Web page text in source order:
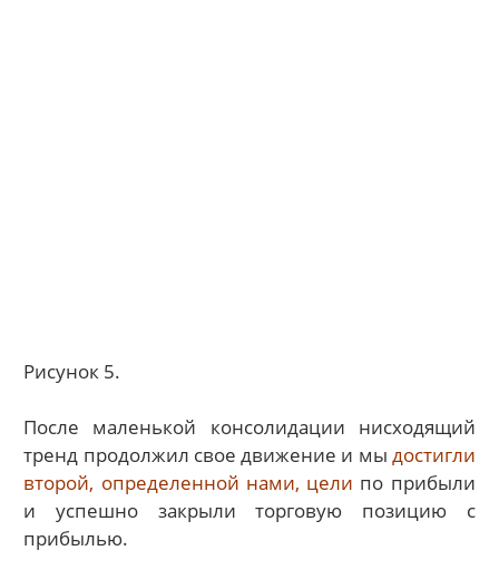
Рисунок 5.
После маленькой консолидации нисходящий
тренд продолжил свое движение и мы достигли
второй, определенной нами, цели по прибыли
и успешно закрыли торговую позицию с
прибылью.